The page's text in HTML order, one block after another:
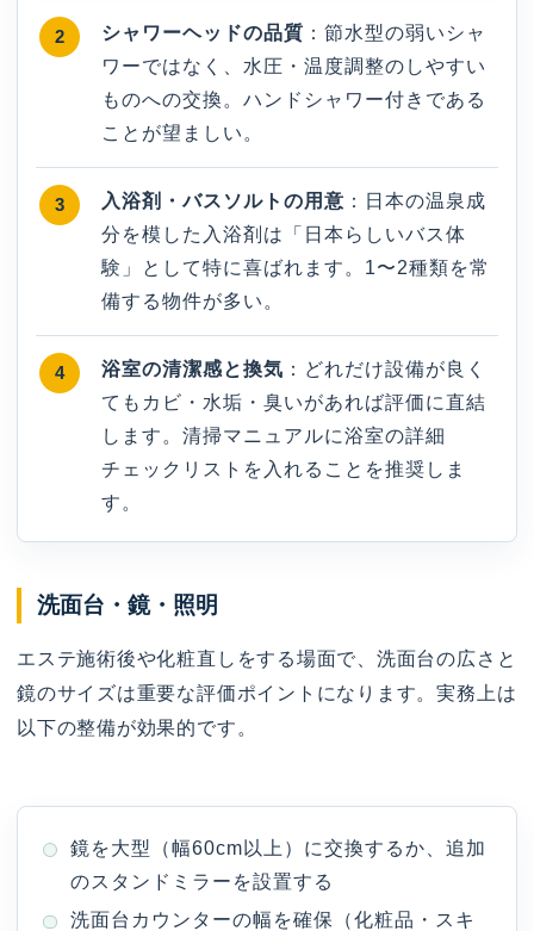
シャワーヘッドの品質 ：節水型の弱いシャ
ワーではなく、水圧・温度調整のしやすい
ものへの交換。ハンドシャワー付きである
ことが望ましい。
入浴剤・バスソルトの用意 ：日本の温泉成
分を模した入浴剤は「日本らしいバス体
験」として特に喜ばれます。1〜2種類を常
備する物件が多い。
浴室の清潔感と換気 ：どれだけ設備が良く
てもカビ・水垢・臭いがあれば評価に直結
します。清掃マニュアルに浴室の詳細
チェックリストを入れることを推奨しま
す。
洗面台・鏡・照明
エステ施術後や化粧直しをする場面で、洗面台の広さと
鏡のサイズは重要な評価ポイントになります。実務上は
以下の整備が効果的です。
鏡を大型（幅60cm以上）に交換するか、追加
のスタンドミラーを設置する
洗面台カウンターの幅を確保（化粧品・スキ